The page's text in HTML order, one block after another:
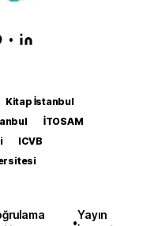
•
Kitap İstanbul
İTOSAM
ICVB
•
Yayın